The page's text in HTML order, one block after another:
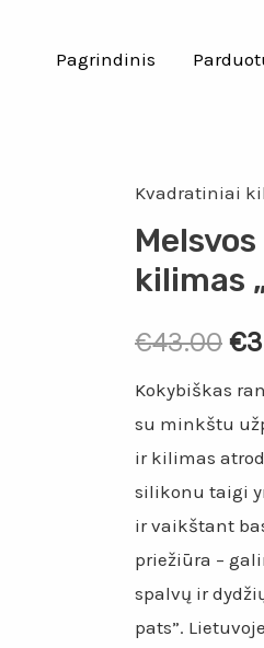
Pagrindinis
Kvadratiniai
kilimas
€43.00 €
Kokybiškas
su minkštu
ir kilimas
silikonu taigi
ir vaikštant
priežiūra –
spalvų ir
pats”.